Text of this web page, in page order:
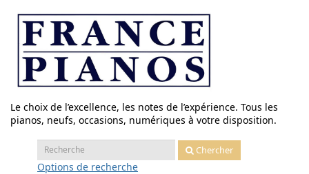
contenu
Le choix de l’excellence, les notes de l’expérience. Tous les
pianos, neufs, occasions, numériques à votre disposition.
Recherche
:
Chercher
Options de recherche